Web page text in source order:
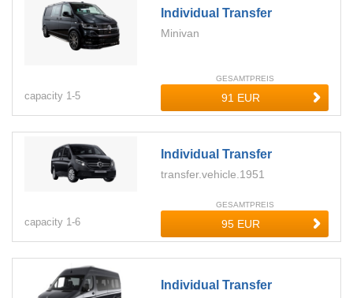
Individual Transfer
Minivan
capacity 1-5
GESAMTPREIS
Individual Transfer
transfer.vehicle.1951
capacity 1-6
GESAMTPREIS
Individual Transfer